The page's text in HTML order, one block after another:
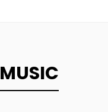
MUSIC